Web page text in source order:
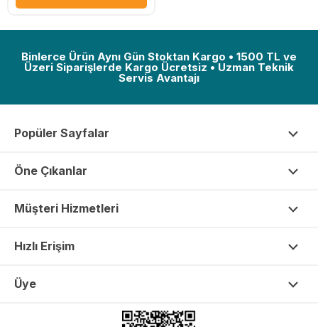
Binlerce Ürün Aynı Gün Stoktan Kargo • 1500 TL ve
Üzeri Siparişlerde Kargo Ücretsiz • Uzman Teknik
Servis Avantajı
Popüler Sayfalar
Öne Çıkanlar
Müşteri Hizmetleri
Hızlı Erişim
Üye